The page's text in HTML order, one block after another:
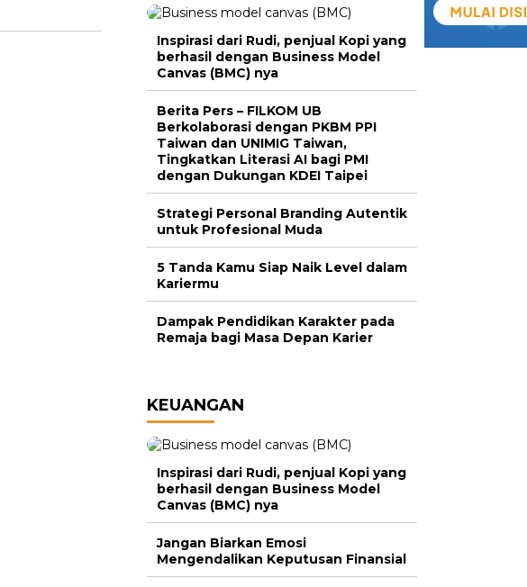
Inspirasi dari Rudi, penjual Kopi yang
berhasil dengan Business Model
Canvas (BMC) nya
Berita Pers – FILKOM UB
Berkolaborasi dengan PKBM PPI
Taiwan dan UNIMIG Taiwan,
Tingkatkan Literasi AI bagi PMI
dengan Dukungan KDEI Taipei
Strategi Personal Branding Autentik
untuk Profesional Muda
5 Tanda Kamu Siap Naik Level dalam
Kariermu
Dampak Pendidikan Karakter pada
Remaja bagi Masa Depan Karier
KEUANGAN
Inspirasi dari Rudi, penjual Kopi yang
berhasil dengan Business Model
Canvas (BMC) nya
Jangan Biarkan Emosi
Mengendalikan Keputusan Finansial